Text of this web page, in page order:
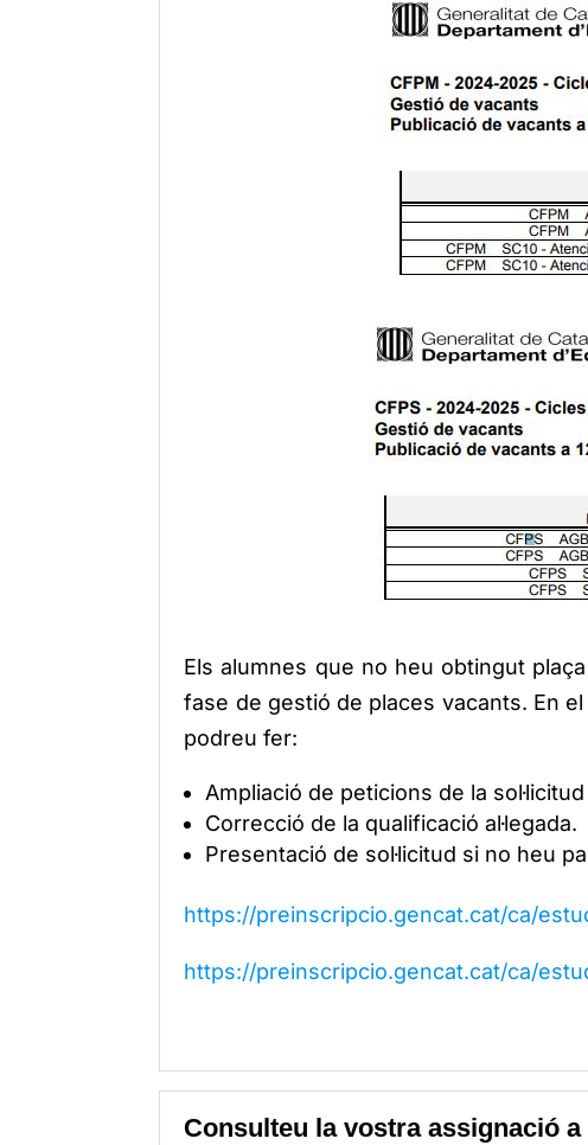
Els alumnes que no heu obtingut
fase de gestió de places vacants. En
podreu fer:
Ampliació de peticions de la
Correcció de la qualificació al·legada.
Presentació de sol·licitud si no heu
https://preinscripcio.gencat.cat/ca/
https://preinscripcio.gencat.cat/ca/
Consulteu la vostra assignació